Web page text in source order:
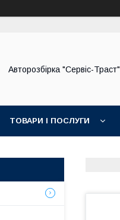
Авторозбірка "Сервіс-Траст"
ТОВАРИ І ПОСЛУГИ